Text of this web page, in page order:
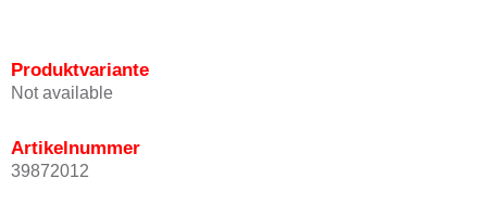
Produktvariante
Not available
Artikelnummer
39872012